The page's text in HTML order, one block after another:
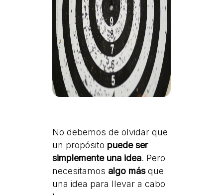
No debemos de olvidar que
un propósito puede ser
simplemente una idea. Pero
necesitamos algo másque
una idea para llevar a cabo